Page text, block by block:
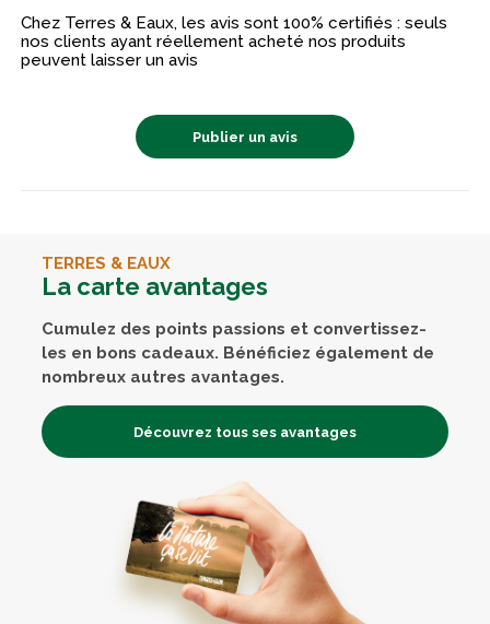
Chez Terres & Eaux, les avis sont 100% certifiés : seuls
nos clients ayant réellement acheté nos produits
peuvent laisser un avis
Publier un avis
TERRES & EAUX
La carte avantages
Cumulez des points passions et convertissez-
les en bons cadeaux. Bénéficiez également de
nombreux autres avantages.
Découvrez tous ses avantages